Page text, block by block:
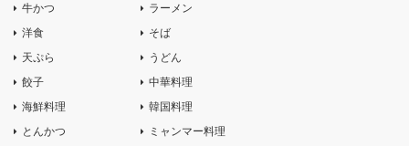
牛かつ
洋食
天ぷら
餃子
海鮮料理
とんかつ
ラーメン
そば
うどん
中華料理
韓国料理
ミャンマー料理